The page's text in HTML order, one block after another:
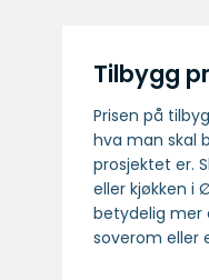
Tilbygg
Prisen på
hva man skal
prosjektet er.
eller kjøkken i
betydelig mer
soverom eller